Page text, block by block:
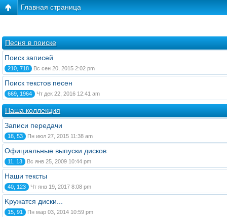
Главная страница
Песня в поиске
Поиск записей
210, 718 Вс сен 20, 2015 2:02 pm
Поиск текстов песен
669, 1964 Чт дек 22, 2016 12:41 am
Наша коллекция
Записи передачи
18, 53 Пн июл 27, 2015 11:38 am
Официальные выпуски дисков
11, 13 Вс янв 25, 2009 10:44 pm
Наши тексты
40, 123 Чт янв 19, 2017 8:08 pm
Kружатся диски...
15, 91 Пн мар 03, 2014 10:59 pm